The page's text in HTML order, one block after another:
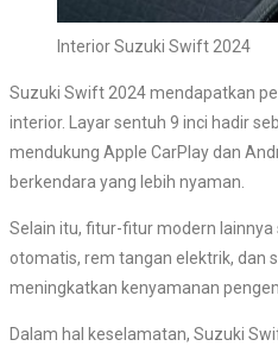
Interior Suzuki Swift 2024
Suzuki Swift 2024 mendapatkan
interior. Layar sentuh 9 inci hadir
mendukung Apple CarPlay dan
berkendara yang lebih nyaman.
Selain itu, fitur-fitur modern
otomatis, rem tangan elektrik, dan
meningkatkan kenyamanan
Dalam hal keselamatan, Suzuki